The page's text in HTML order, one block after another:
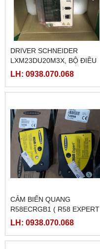
DRIVER SCHNEIDER
LXM23DU20M3X, BỘ ĐIỀU
KHIỂN SERVO
LH: 0938.070.068
CẢM BIẾN QUANG
R58ECRGB1 ( R58 EXPERT
BANNER)
LH: 0938.070.068